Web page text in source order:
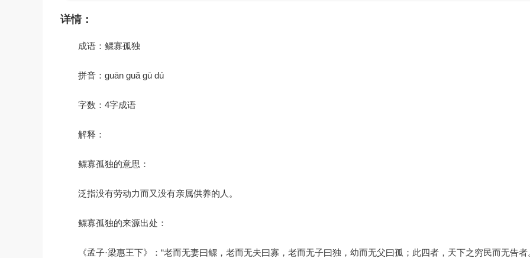
详情：
成语：鳏寡孤独
拼音：guān guǎ gū dú
字数：4字成语
解释：
鳏寡孤独的意思：
泛指没有劳动力而又没有亲属供养的人。
鳏寡孤独的来源出处：
《孟子·梁惠王下》：“老而无妻曰鳏，老而无夫曰寡，老而无子曰独，幼而无父曰孤；此四者，天下之穷民而无告者